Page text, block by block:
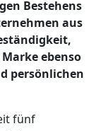
Bestehens
aus
ebenso
persönlichen
fünf